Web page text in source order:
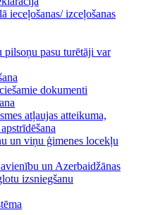
ieceļošanas/ izceļošanas
pasu turētāji var
dokumenti
atļaujas atteikuma,
un viņu ģimenes locekļu
un Azerbaidžānas
izsniegšanu